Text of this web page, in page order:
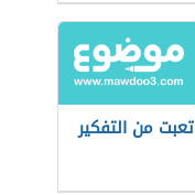
تعبت من التفكير